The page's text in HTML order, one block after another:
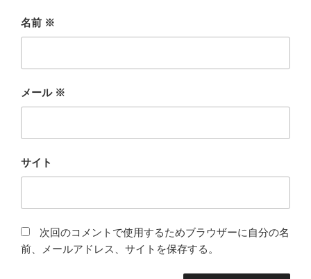
名前 ※
メール ※
サイト
次回のコメントで使用するためブラウザーに自分の名
前、メールアドレス、サイトを保存する。